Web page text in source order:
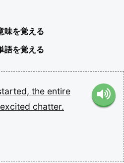
味を覚える
語を覚える
the entire
excited chatter.